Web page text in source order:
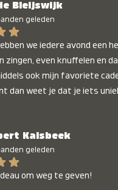
Bleijswijk
geleden
we iedere avond een
zingen, even knuffelen en
ook mijn favoriete
dan weet je dat je iets
Kalsbeek
geleden
om weg te geven!